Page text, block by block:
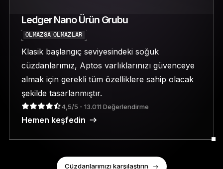
Ledger Nano Ürün Grubu
OLMAZSA OLMAZLAR
Klasik başlangıç seviyesindeki soğuk
cüzdanlarımız, Aptos varlıklarınızı güvenceye
almak için gerekli tüm özelliklere sahip olacak
şekilde tasarlanmıştır.
4,5/5 - 13.011 Değerlendirme
Hemen keşfedin
Cüzdanlarımızı karşılaştırın